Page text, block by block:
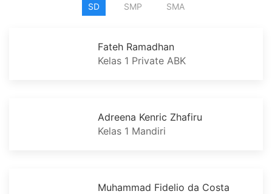
SD SMP SMA
Fateh Ramadhan
Kelas 1 Private ABK
Adreena Kenric Zhafiru
Kelas 1 Mandiri
Muhammad Fidelio da Costa